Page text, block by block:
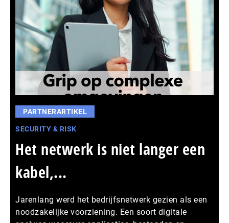
PARTNERARTIKEL
SECURITY & RISK
Het netwerk is niet langer een
kabel,...
Jarenlang werd het bedrijfsnetwerk gezien als een
noodzakelijke voorziening. Een soort digitale